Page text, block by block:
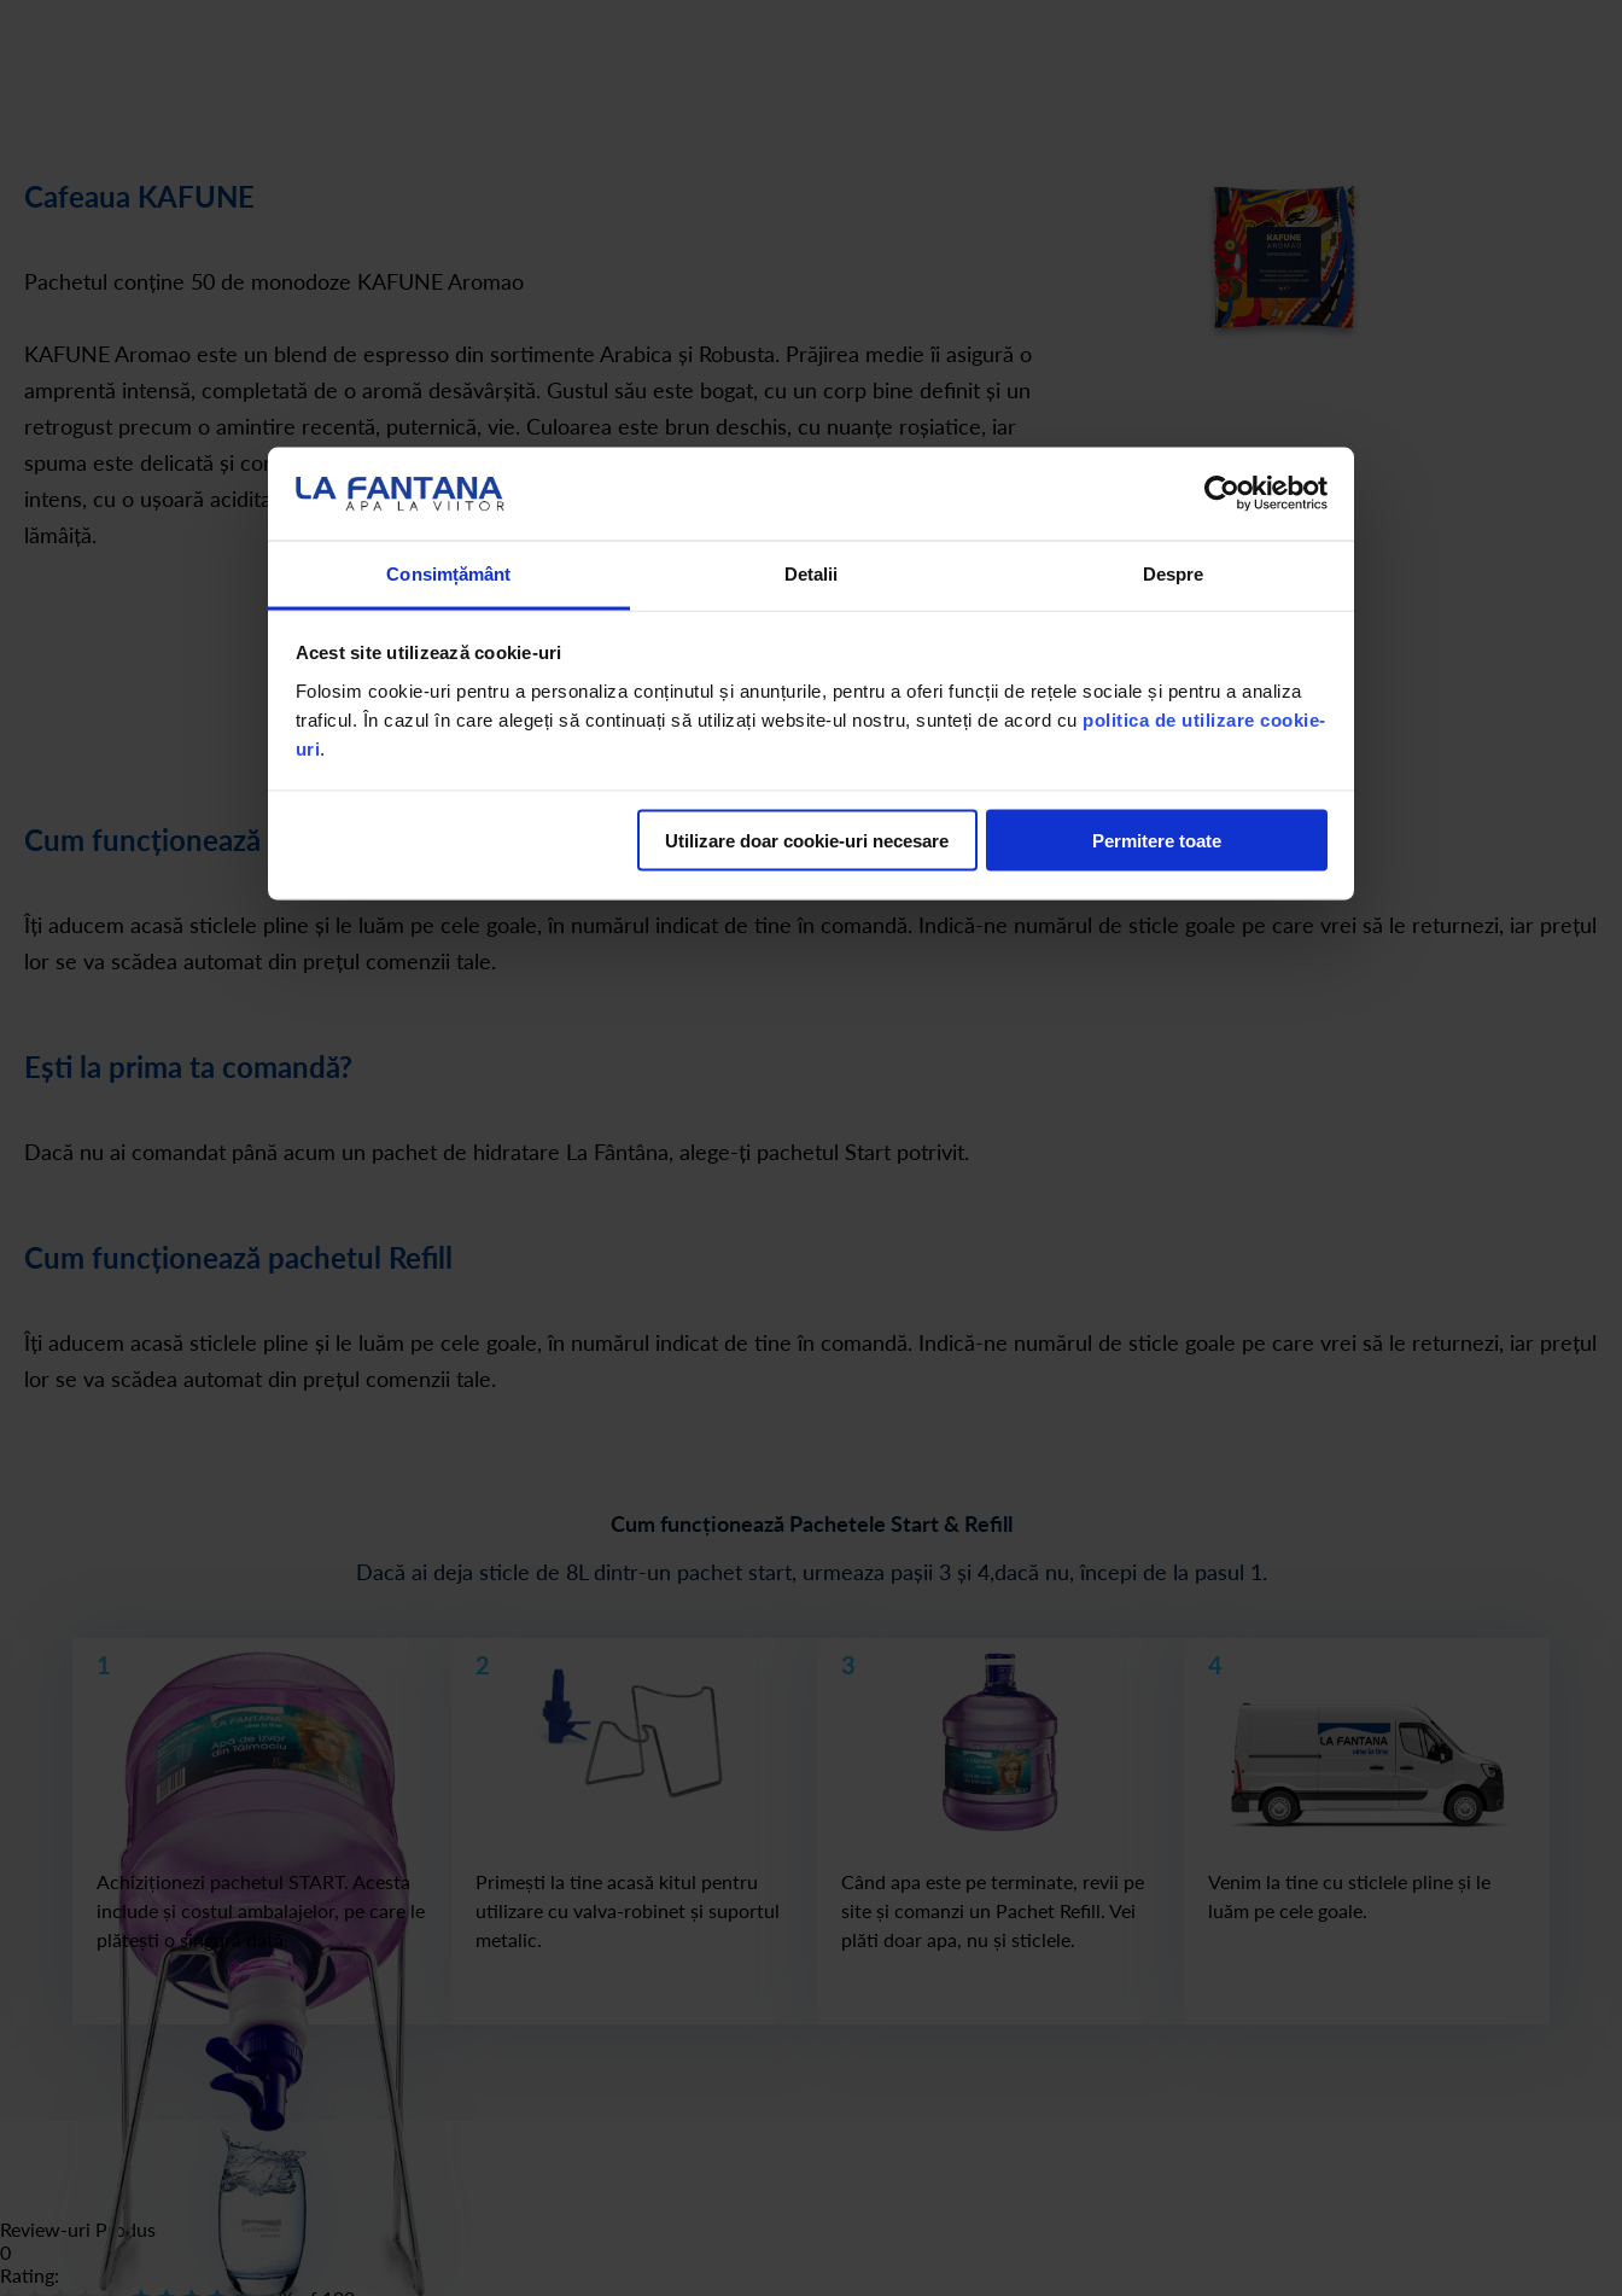
Consimțământ Detalii Despre
Acest site utilizează cookie-uri
Folosim cookie-uri pentru a personaliza conținutul și anunțurile, pentru a oferi funcții de rețele sociale și pentru a analiza
traficul. În cazul în care alegeți să continuați să utilizați website-ul nostru, sunteți de acord cu politica de utilizare cookie-
uri.
Utilizare doar cookie-uri necesare Permitere toate
Cafeaua KAFUNE
Pachetul conține 50 de monodoze KAFUNE Aromao
KAFUNE Aromao este un blend de espresso din sortimente Arabica și Robusta. Prăjirea medie îi asigură o
amprentă intensă, completată de o aromă desăvârșită. Gustul său este bogat, cu un corp bine definit și un
retrogust precum o amintire recentă, puternică, vie. Culoarea este brun deschis, cu nuanțe roșiatice, iar
spuma este delicată și consistentă. Prezintă arome intense cu nuanțe de vanilie și bergamotă. Gustul deplin și
intens, cu o ușoară aciditate, amintește de alunele coapte. Retrogustul este dulce, cu note delicate de
lămâiță.
Cum funcționează pachetul Refill
Îți aducem acasă sticlele pline și le luăm pe cele goale, în numărul indicat de tine în comandă. Indică-ne numărul de sticle goale pe care vrei să le returnezi, iar prețul
lor se va scădea automat din prețul comenzii tale.
Ești la prima ta comandă?
Dacă nu ai comandat până acum un pachet de hidratare La Fântâna, alege-ți pachetul Start potrivit.
Cum funcționează pachetul Refill
Îți aducem acasă sticlele pline și le luăm pe cele goale, în numărul indicat de tine în comandă. Indică-ne numărul de sticle goale pe care vrei să le returnezi, iar prețul
lor se va scădea automat din prețul comenzii tale.
Cum funcționează Pachetele Start & Refill
Dacă ai deja sticle de 8L dintr-un pachet start, urmeaza pașii 3 și 4,dacă nu, începi de la pasul 1.
1
Achiziționezi pachetul START. Acesta
include și costul ambalajelor, pe care le
plătești o singură dată.
2
Primești la tine acasă kitul pentru
utilizare cu valva-robinet și suportul
metalic.
3
Când apa este pe terminate, revii pe
site și comanzi un Pachet Refill. Vei
plăti doar apa, nu și sticlele.
4
Venim la tine cu sticlele pline și le
luăm pe cele goale.
Review-uri Produs
0
Rating: